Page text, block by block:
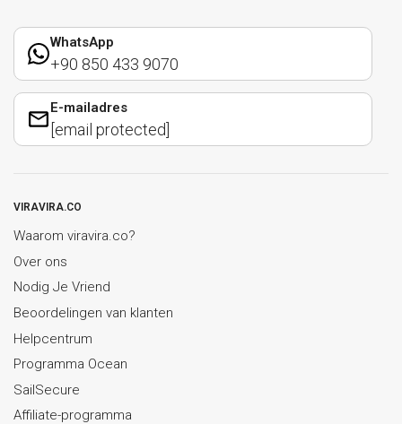
WhatsApp
+90 850 433 9070
E-mailadres
[email protected]
VIRAVIRA.CO
Waarom viravira.co?
Over ons
Nodig Je Vriend
Beoordelingen van klanten
Helpcentrum
Programma Ocean
SailSecure
Affiliate-programma